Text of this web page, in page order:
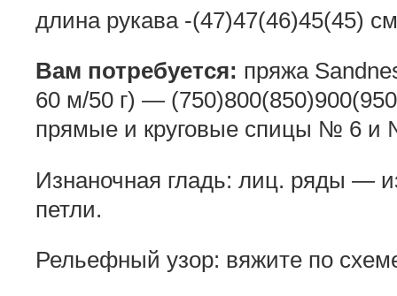
длина рукава -(47)47(46)45(45)
Вам потребуется: пряжа
60 м/50 г) —
прямые и круговые спицы № 6 и
Изнаночная гладь: лиц. ряды —
петли.
Рельефный узор: вяжите по